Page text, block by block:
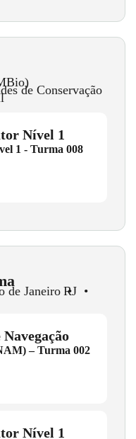
de Conservação
Nível 1
1 - Turma 008
de Janeiro •
RJ •
– Turma 002
Nível 1